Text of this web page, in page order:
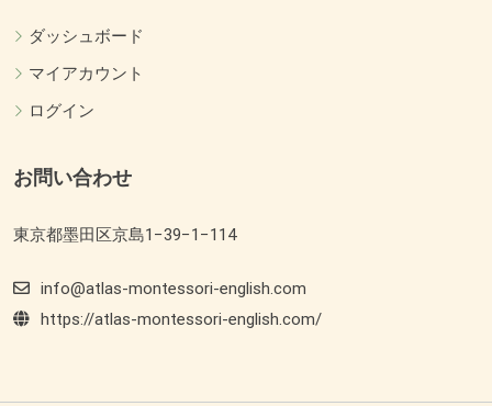
ダッシュボード
マイアカウント
ログイン
お問い合わせ
東京都墨田区京島1−39−1−114
info@atlas-montessori-english.com
https://atlas-montessori-english.com/